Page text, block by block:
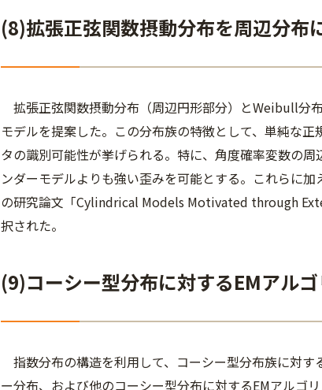
(8)拡張正弦関数摂動分布を周辺分布
拡張正弦関数摂動分布（周辺円形部分）とWeibull分
モデルを提案した。この分布族の特徴として、単純な
タの識別可能性が挙げられる。特に、角度確率変数の
ンダーモデルよりも強い歪みを可能とする。これらに
の研究論文「Cylindrical Models Motivated through
択された。
(9)コーシー型分布に対するEMアル
指数分布の構造を利用して、コーシー型分布族に対
ー分布、および他のコーシー型分布に対するEMアルゴ